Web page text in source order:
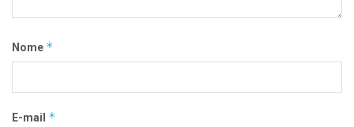
Nome *
E-mail *